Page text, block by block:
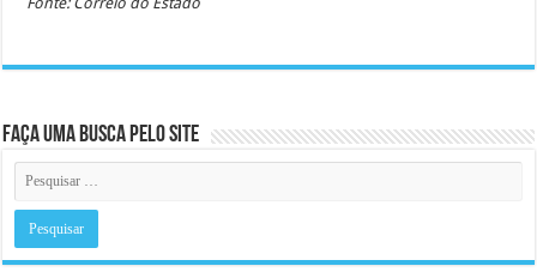
Faça uma busca pelo Site